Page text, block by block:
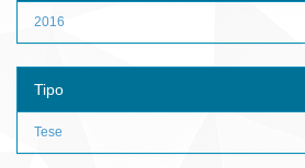
2016
Tipo
Tese